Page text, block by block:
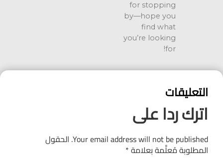
for stopping
by—hope you
find what
you’re looking
for!
التعليقات
اترك ردا على
Your email address will not be published. الحقول
المطلوبة مُعلَّمة بعلامة*